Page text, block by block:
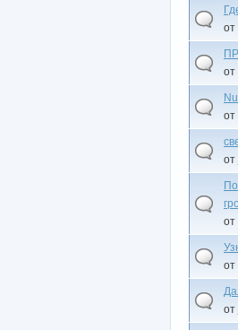
от
от
от
от
от
от
от